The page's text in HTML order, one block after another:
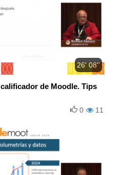
26' 08''
de Moodle. Tips
11
0